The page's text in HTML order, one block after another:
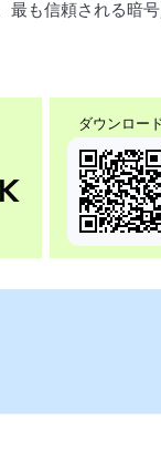
も信頼される暗号
ダウンロー